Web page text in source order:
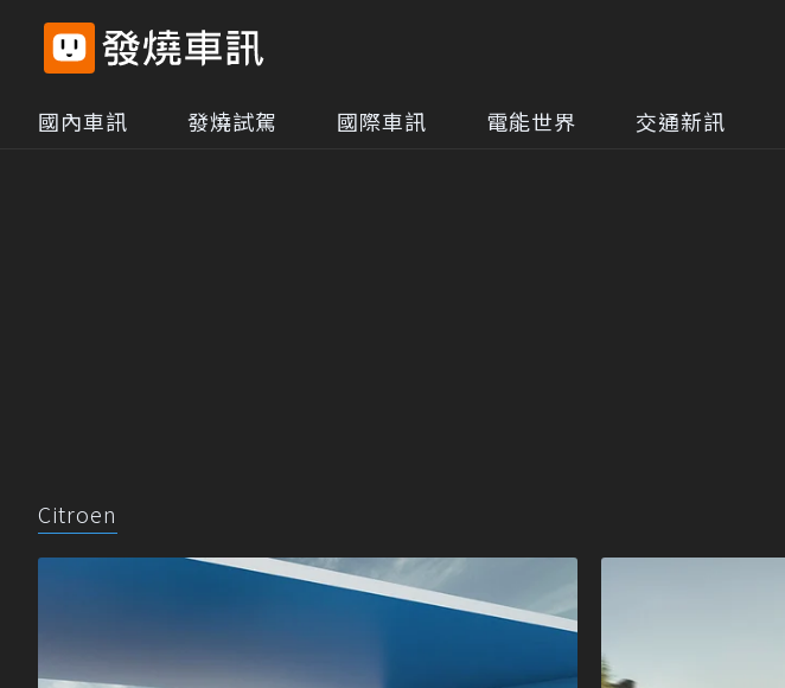
國內車訊 發燒試駕 國際車訊 電能世界 交通新訊
Citroen